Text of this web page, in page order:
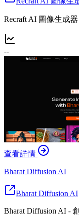
Recraft AI 圖像生成
--
查看詳情
Bharat Diffusion AI
Bharat Diffusion AI
Bharat Diffusion AI -